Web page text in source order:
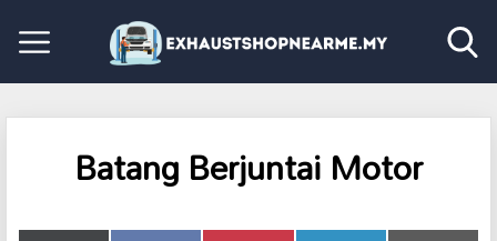
Batang Berjuntai Motor